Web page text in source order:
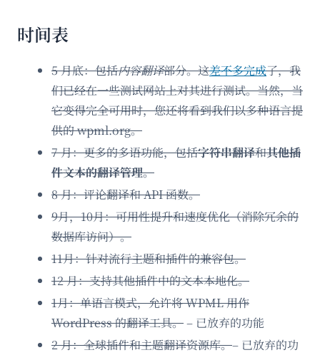
时间表
5 月底：包括内容翻译部分。这差不多完成了，我
们已经在一些测试网站上对其进行测试。当然，当
它变得完全可用时，您还将看到我们以多种语言提
供的 wpml.org。
7 月：更多的多语功能，包括字符串翻译和其他插
件文本的翻译管理。
8 月：评论翻译和 API 函数。
9月，10月：可用性提升和速度优化（消除冗余的
数据库访问）。
11月：针对流行主题和插件的兼容包。
12 月：支持其他插件中的文本本地化。
1月：单语言模式，允许将 WPML 用作
WordPress 的翻译工具。– 已放弃的功能
2 月：全球插件和主题翻译资源库。– 已放弃的功